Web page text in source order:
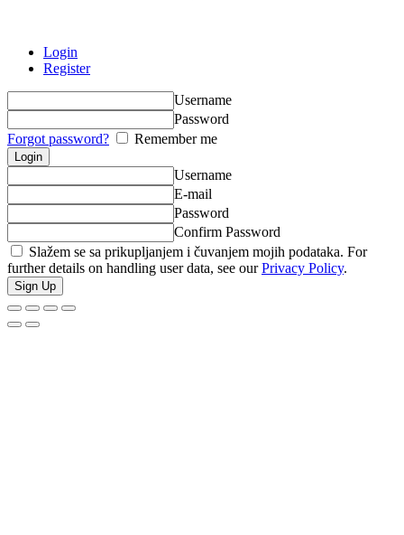
Login
Register
Username
Password
Forgot password?
Remember me
Username
E-mail
Password
Confirm Password
Slažem se sa prikupljanjem i čuvanjem mojih podataka. For
further details on handling user data, see ourPrivacy Policy.